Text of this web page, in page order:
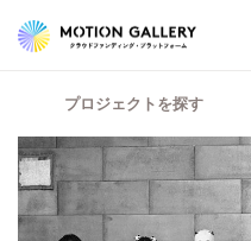
プロジェクトを探す